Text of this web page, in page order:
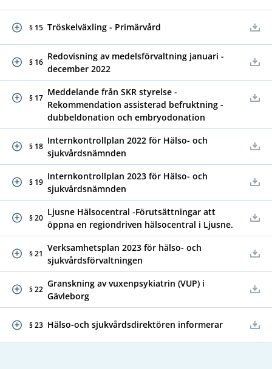
§ 15 Tröskelväxling - Primärvård
§ 16
Redovisning av medelsförvaltning januari -
december 2022
§ 17
Meddelande från SKR styrelse -
Rekommendation assisterad befruktning -
dubbeldonation och embryodonation
§ 18
Internkontrollplan 2022 för Hälso- och
sjukvårdsnämnden
§ 19
Internkontrollplan 2023 för Hälso- och
sjukvårdsnämnden
§ 20
Ljusne Hälsocentral -Förutsättningar att
öppna en regiondriven hälsocentral i Ljusne.
§ 21
Verksamhetsplan 2023 för hälso- och
sjukvårdsförvaltningen
§ 22
Granskning av vuxenpsykiatrin (VUP) i
Gävleborg
§ 23 Hälso-och sjukvårdsdirektören informerar